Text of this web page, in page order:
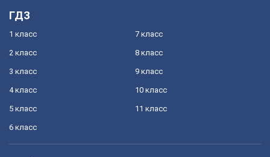
ГДЗ
1 класс
2 класс
3 класс
4 класс
5 класс
6 класс
7 класс
8 класс
9 класс
10 класс
11 класс